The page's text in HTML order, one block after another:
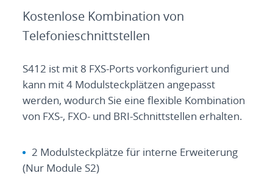
Kostenlose Kombination von
Telefonieschnittstellen
S412 ist mit 8 FXS-Ports vorkonfiguriert und
kann mit 4 Modulsteckplätzen angepasst
werden, wodurch Sie eine flexible Kombination
von FXS-, FXO- und BRI-Schnittstellen erhalten.
2 Modulsteckplätze für interne Erweiterung
(Nur Module S2)